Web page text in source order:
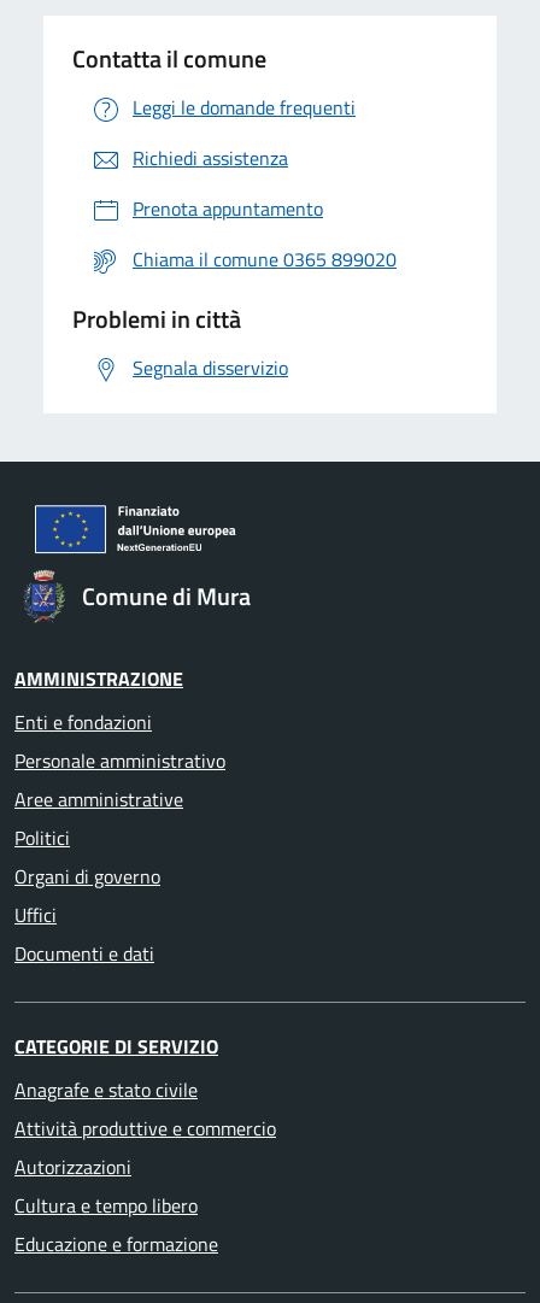
Contatta il comune
Leggi le domande frequenti
Richiedi assistenza
Prenota appuntamento
Chiama il comune 0365 899020
Problemi in città
Segnala disservizio
Comune di Mura
AMMINISTRAZIONE
Enti e fondazioni
Personale amministrativo
Aree amministrative
Politici
Organi di governo
Uffici
Documenti e dati
CATEGORIE DI SERVIZIO
Anagrafe e stato civile
Attività produttive e commercio
Autorizzazioni
Cultura e tempo libero
Educazione e formazione